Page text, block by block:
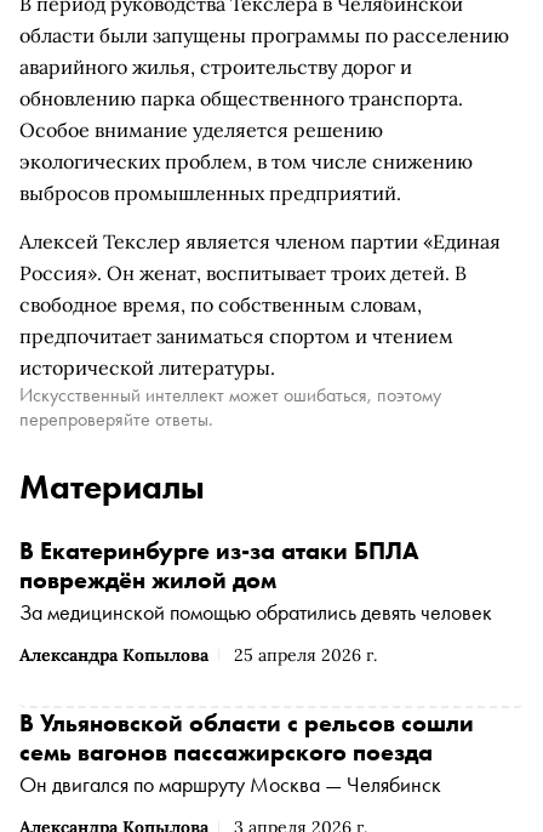
области были запущены программы по расселению
аварийного жилья, строительству дорог и
обновлению парка общественного транспорта.
Особое внимание уделяется решению
экологических проблем, в том числе снижению
выбросов промышленных предприятий.
Алексей Текслер является членом партии «Единая
Россия». Он женат, воспитывает троих детей. В
свободное время, по собственным словам,
предпочитает заниматься спортом и чтением
исторической литературы.
Искусственный интеллект может ошибаться, поэтому
перепроверяйте ответы.
Материалы
Александра Копылова 25 апреля 2026 г.
В Екатеринбурге из-за атаки БПЛА
повреждён жилой дом
За медицинской помощью обратились девять человек
Александра Копылова 3 апреля 2026 г.
В Ульяновской области с рельсов сошли
семь вагонов пассажирского поезда
Он двигался по маршруту Москва — Челябинск